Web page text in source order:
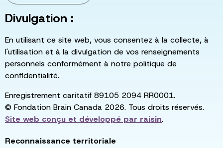
Divulgation :
En utilisant ce site web, vous consentez à la collecte, à
l'utilisation et à la divulgation de vos renseignements
personnels conformément à notre politique de
confidentialité.
Enregistrement caritatif 89105 2094 RR0001.
© Fondation Brain Canada 2026. Tous droits réservés.
Site web conçu et développé par raisin.
Reconnaissance territoriale